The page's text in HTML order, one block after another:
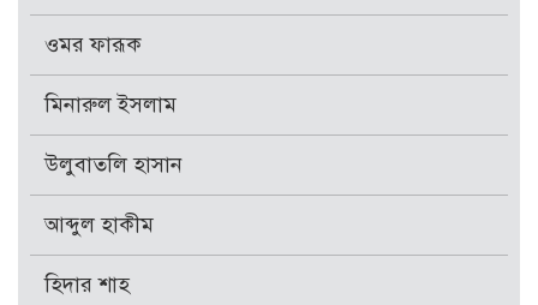
ওমর ফারূক
মিনারুল ইসলাম
উলুবাতলি হাসান
আব্দুল হাকীম
হিদার শাহ